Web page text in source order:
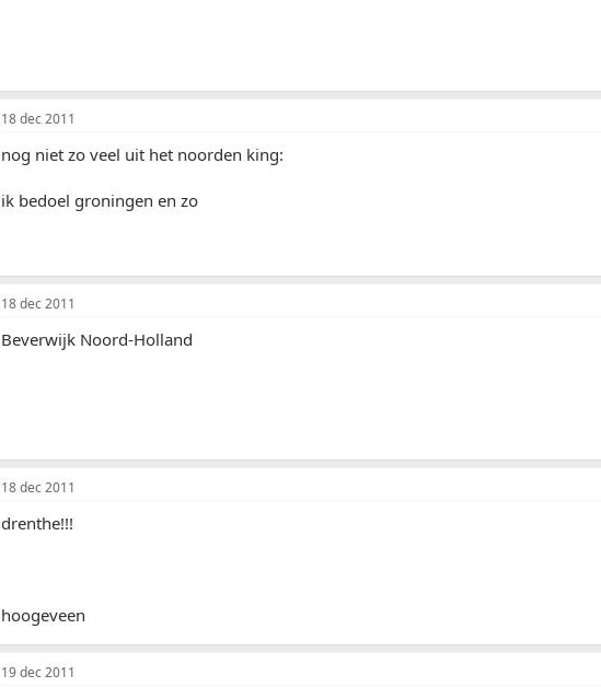
18 dec 2011
nog niet zo veel uit het noorden king:
ik bedoel groningen en zo
18 dec 2011
Beverwijk Noord-Holland
18 dec 2011
drenthe!!!
hoogeveen
19 dec 2011